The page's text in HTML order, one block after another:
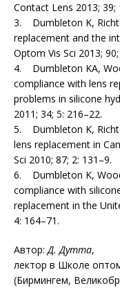
Contact Lens 2013; 39;
3. Dumbleton K,
replacement and the
Optom Vis Sci 2013;
4. Dumbleton KA,
compliance with lens
problems in silicone
2011; 34; 5: 216–22.
5. Dumbleton K,
lens replacement in
Sci 2010; 87; 2: 131–9.
6. Dumbleton K,
compliance with
replacement in the
4: 164–71.
Автор:Д. Дутта,
лектор в Школе
(Бирмингем,